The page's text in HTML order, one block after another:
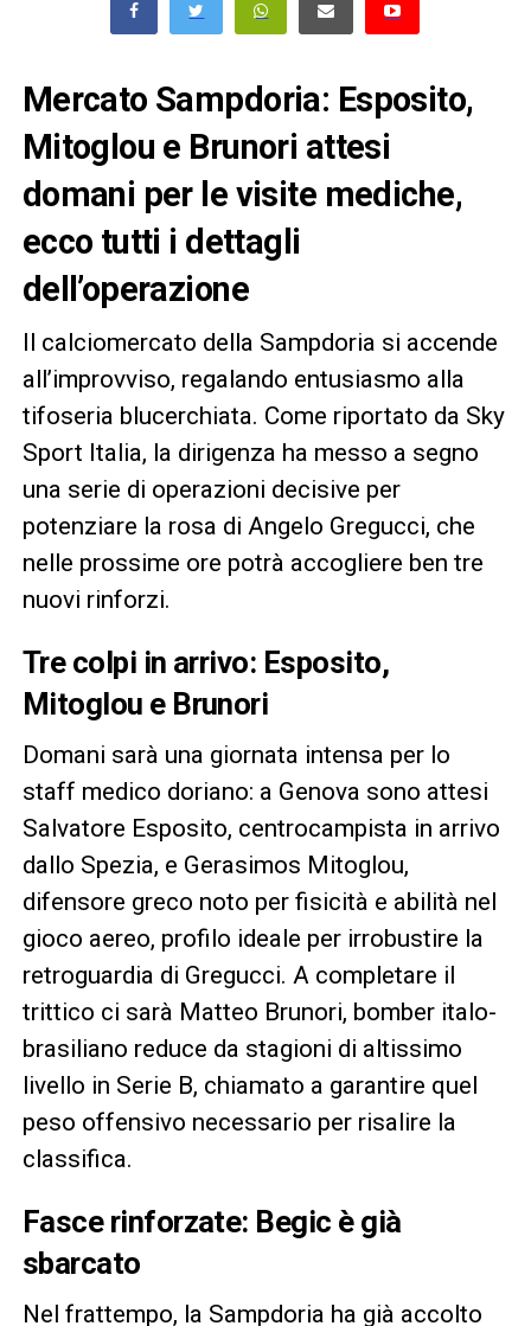
Mercato Sampdoria: Esposito,
Mitoglou e Brunori attesi
domani per le visite mediche,
ecco tutti i dettagli
dell’operazione
Il calciomercato della Sampdoria si accende
all’improvviso, regalando entusiasmo alla
tifoseria blucerchiata. Come riportato da Sky
Sport Italia, la dirigenza ha messo a segno
una serie di operazioni decisive per
potenziare la rosa di Angelo Gregucci, che
nelle prossime ore potrà accogliere ben tre
nuovi rinforzi.
Tre colpi in arrivo: Esposito,
Mitoglou e Brunori
Domani sarà una giornata intensa per lo
staff medico doriano: a Genova sono attesi
Salvatore Esposito, centrocampista in arrivo
dallo Spezia, e Gerasimos Mitoglou,
difensore greco noto per fisicità e abilità nel
gioco aereo, profilo ideale per irrobustire la
retroguardia di Gregucci. A completare il
trittico ci sarà Matteo Brunori, bomber italo-
brasiliano reduce da stagioni di altissimo
livello in Serie B, chiamato a garantire quel
peso offensivo necessario per risalire la
classifica.
Fasce rinforzate: Begic è già
sbarcato
Nel frattempo, la Sampdoria ha già accolto